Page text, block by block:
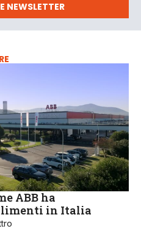
NEWSLETTER
ABB ha
in Italia